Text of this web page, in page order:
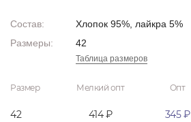
Состав:
Хлопок 95%, лайкра 5%
Размеры:
42
Таблица размеров
Размер Мелкий опт Опт
42 414 ₽ 345 ₽